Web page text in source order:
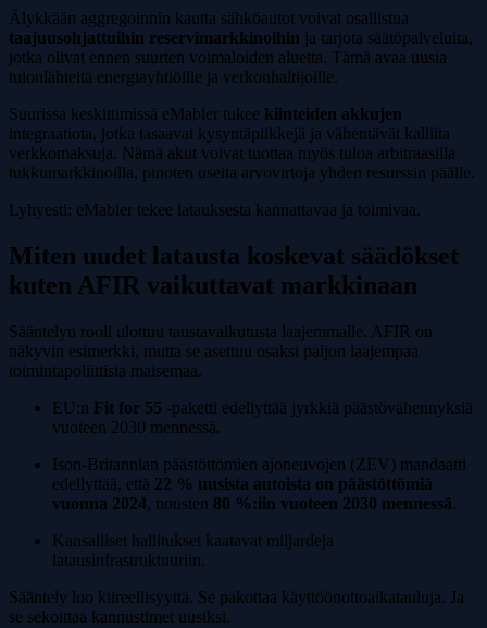
Älykkään aggregoinnin kautta sähköautot voivat osallistua
taajuusohjattuihin reservimarkkinoihin ja tarjota säätöpalveluita,
jotka olivat ennen suurten voimaloiden aluetta. Tämä avaa uusia
tulonlähteitä energiayhtiöille ja verkonhaltijoille.
Suurissa keskittimissä eMabler tukee kiinteiden akkujen
integraatiota, jotka tasaavat kysyntäpiikkejä ja vähentävät kalliita
verkkomaksuja. Nämä akut voivat tuottaa myös tuloa arbitraasilla
tukkumarkkinoilla, pinoten useita arvovirtoja yhden resurssin päälle.
Lyhyesti: eMabler tekee latauksesta kannattavaa ja toimivaa.
Miten uudet latausta koskevat säädökset
kuten AFIR vaikuttavat markkinaan
Sääntelyn rooli ulottuu taustavaikutusta laajemmalle. AFIR on
näkyvin esimerkki, mutta se asettuu osaksi paljon laajempaa
toimintapoliittista maisemaa.
EU:n Fit for 55 -paketti edellyttää jyrkkiä päästövähennyksiä
vuoteen 2030 mennessä.
Ison-Britannian päästöttömien ajoneuvojen (ZEV) mandaatti
edellyttää, että 22 % uusista autoista on päästöttömiä
vuonna 2024, nousten 80 %:iin vuoteen 2030 mennessä.
Kansalliset hallitukset kaatavat miljardeja
latausinfrastruktuuriin.
Sääntely luo kiireellisyyttä. Se pakottaa käyttöönottoaikatauluja. Ja
se sekoittaa kannustimet uusiksi.